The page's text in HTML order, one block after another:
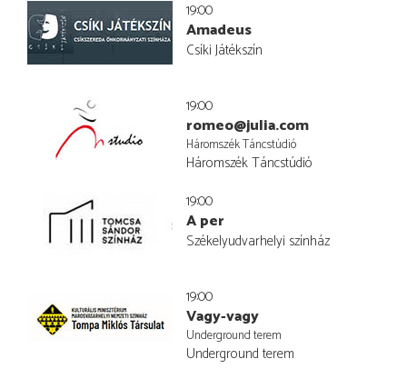
19:00
Amadeus
Csíki Játékszín
19:00
romeo@julia.com
Háromszék Táncstúdió
Háromszék Táncstúdió
19:00
A per
Székelyudvarhelyi színház
19:00
Vagy-vagy
Underground terem
Underground terem